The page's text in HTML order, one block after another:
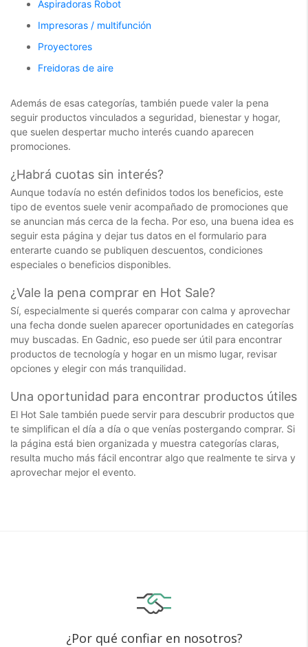
Aspiradoras Robot
Impresoras / multifunción
Proyectores
Freidoras de aire
Además de esas categorías, también puede valer la pena
seguir productos vinculados a seguridad, bienestar y hogar,
que suelen despertar mucho interés cuando aparecen
promociones.
¿Habrá cuotas sin interés?
Aunque todavía no estén definidos todos los beneficios, este
tipo de eventos suele venir acompañado de promociones que
se anuncian más cerca de la fecha. Por eso, una buena idea es
seguir esta página y dejar tus datos en el formulario para
enterarte cuando se publiquen descuentos, condiciones
especiales o beneficios disponibles.
¿Vale la pena comprar en Hot Sale?
Sí, especialmente si querés comparar con calma y aprovechar
una fecha donde suelen aparecer oportunidades en categorías
muy buscadas. En Gadnic, eso puede ser útil para encontrar
productos de tecnología y hogar en un mismo lugar, revisar
opciones y elegir con más tranquilidad.
Una oportunidad para encontrar productos útiles
El Hot Sale también puede servir para descubrir productos que
te simplifican el día a día o que venías postergando comprar. Si
la página está bien organizada y muestra categorías claras,
resulta mucho más fácil encontrar algo que realmente te sirva y
aprovechar mejor el evento.
¿Por qué confiar en nosotros?